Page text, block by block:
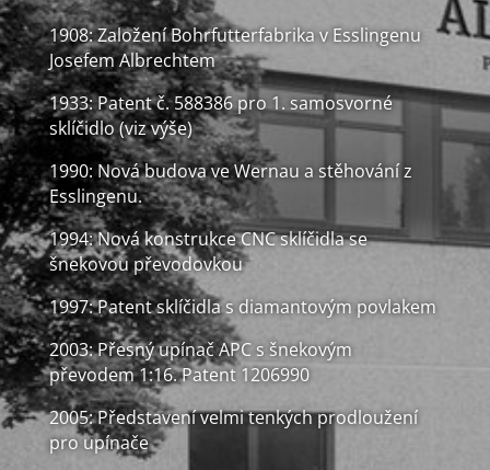
1908: Založení Bohrfutterfabrika v Esslingenu
Josefem Albrechtem
1933: Patent č. 588386 pro 1. samosvorné
sklíčidlo (viz výše)
1990: Nová budova ve Wernau a stěhování z
Esslingenu.
1994: Nová konstrukce CNC sklíčidla se
šnekovou převodovkou
1997: Patent sklíčidla s diamantovým povlakem
2003: Přesný upínač APC s šnekovým
převodem 1:16. Patent 1206990
2005: Představení velmi tenkých prodloužení
pro upínače